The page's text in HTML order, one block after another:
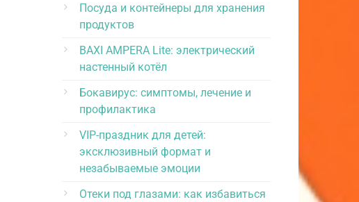
Посуда и контейнеры для хранения
продуктов
BAXI AMPERA Lite: электрический
настенный котёл
Бокавирус: симптомы, лечение и
профилактика
VIP-праздник для детей:
эксклюзивный формат и
незабываемые эмоции
Отеки под глазами: как избавиться